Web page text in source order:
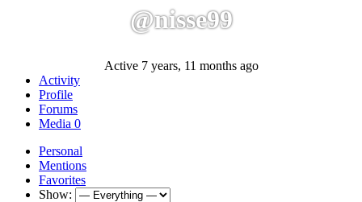
@nisse99
Active 7 years, 11 months ago
Activity
Profile
Forums
Media 0
Personal
Mentions
Favorites
Show: